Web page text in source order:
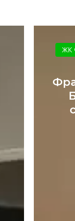
ЖК